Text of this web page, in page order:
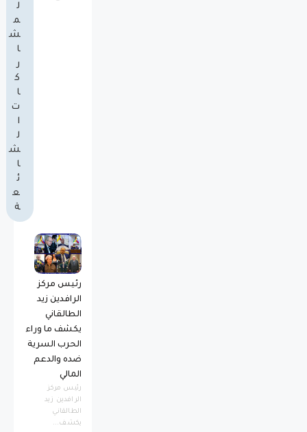
ل
م
ش
ا
ر
ك
ا
ت
ا
ل
ش
ا
ئ
ع
ة
رئيس مركز
الرافدين زيد
الطالقاني
يكشف ما وراء
الحرب السرية
ضده والدعم
المالي
رئيس مركز
الرافدين زيد
الطالقاني
يكشف...